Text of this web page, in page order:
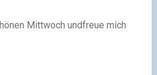
Mittwoch undfreue mich